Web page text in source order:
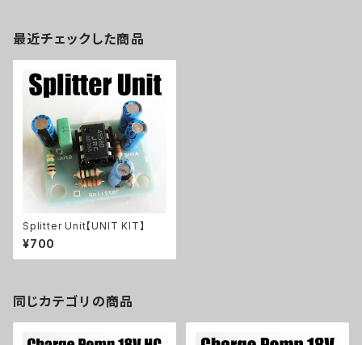
最近チェックした商品
Splitter Unit【UNIT KIT】
¥700
同じカテゴリの商品